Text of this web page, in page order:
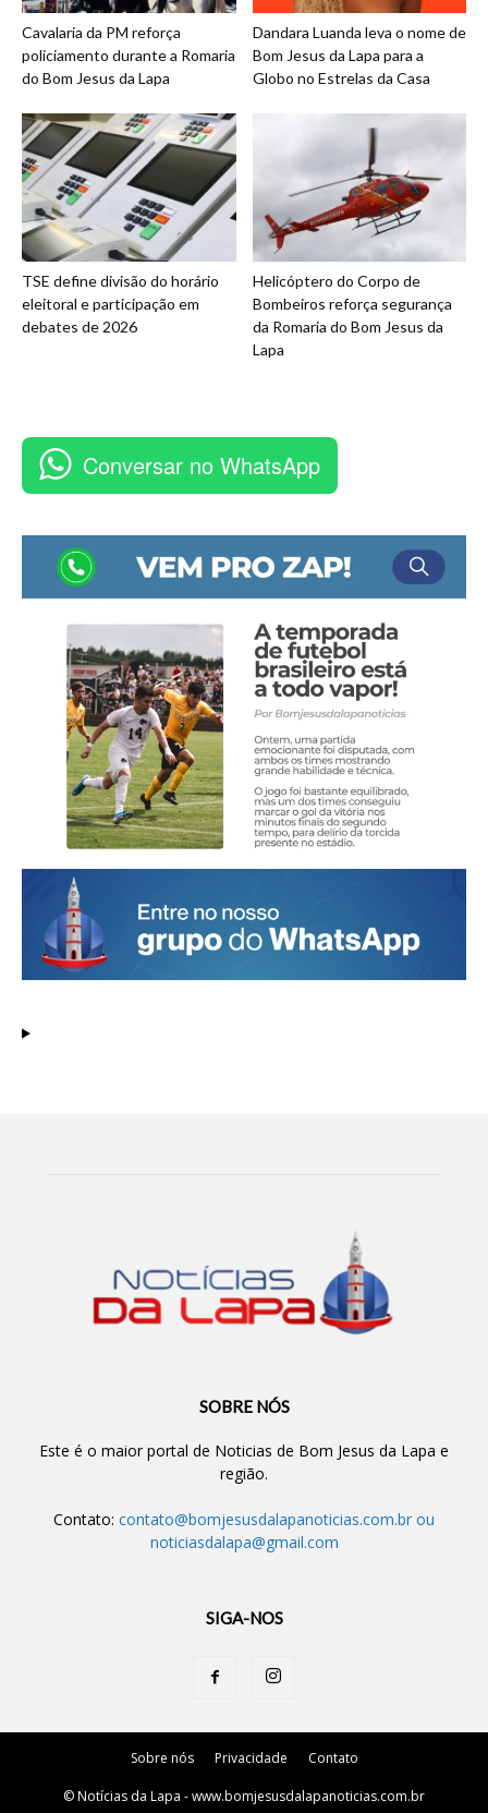
Cavalaria da PM reforça
policiamento durante a Romaria
do Bom Jesus da Lapa
Dandara Luanda leva o nome de
Bom Jesus da Lapa para a
Globo no Estrelas da Casa
TSE define divisão do horário
eleitoral e participação em
debates de 2026
Helicóptero do Corpo de
Bombeiros reforça segurança
da Romaria do Bom Jesus da
Lapa
Conversar no WhatsApp
SOBRE NÓS
Este é o maior portal de Noticias de Bom Jesus da Lapa e
região.
Contato: contato@bomjesusdalapanoticias.com.br ou
noticiasdalapa@gmail.com
SIGA-NOS
Sobre nós Privacidade Contato
© Notícias da Lapa - www.bomjesusdalapanoticias.com.br